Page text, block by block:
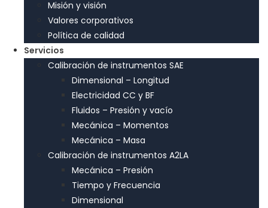
Misión y visión
Valores corporativos
Política de calidad
Servicios
Calibración de instrumentos SAE
Dimensional – Longitud
Electricidad CC y BF
Fluidos – Presión y vacío
Mecánica – Momentos
Mecánica – Masa
Calibración de instrumentos A2LA
Mecánica – Presión
Tiempo y Frecuencia
Dimensional